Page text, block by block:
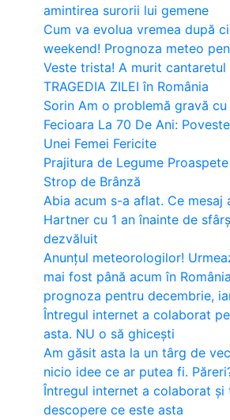
amintirea surorii lui gemene
Cum va evolua vremea după
weekend! Prognoza meteo
Veste trista! A murit cantaretul
TRAGEDIA ZILEI în România
Sorin Am o problemă gravă
Fecioara La 70 De Ani:
Unei Femei Fericite
Prajitura de Legume
Strop de Brânză
Abia acum s-a aflat. Ce mesaj
Hartner cu 1 an înainte de
dezvăluit
Anunțul meteorologilor!
mai fost până acum în
prognoza pentru decembrie,
Întregul internet a colaborat
asta. NU o să ghicești
Am găsit asta la un târg de
nicio idee ce ar putea fi.
Întregul internet a colaborat și
descopere ce este asta